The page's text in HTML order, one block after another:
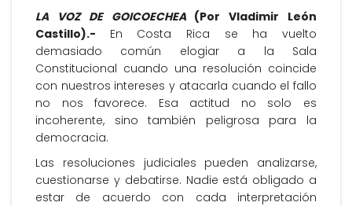
LA VOZ DE GOICOECHEA(Por Vladimir León
Castillo).- En Costa Rica se ha vuelto
demasiado común elogiar a la Sala
Constitucional cuando una resolución coincide
con nuestros intereses y atacarla cuando el fallo
no nos favorece. Esa actitud no solo es
incoherente, sino también peligrosa para la
democracia.
Las resoluciones judiciales pueden analizarse,
cuestionarse y debatirse. Nadie está obligado a
estar de acuerdo con cada interpretación